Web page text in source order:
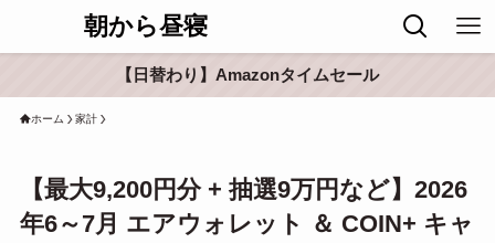
朝から昼寝
【日替わり】Amazonタイムセール
ホーム 家計
【最大9,200円分 + 抽選9万円など】2026
年6～7月 エアウォレット ＆ COIN+ キャ